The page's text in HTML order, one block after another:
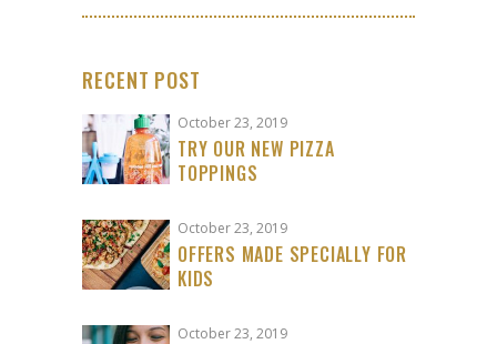
RECENT POST
October 23, 2019
TRY OUR NEW PIZZA
TOPPINGS
October 23, 2019
OFFERS MADE SPECIALLY FOR
KIDS
October 23, 2019